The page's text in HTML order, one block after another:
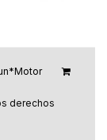
derechos